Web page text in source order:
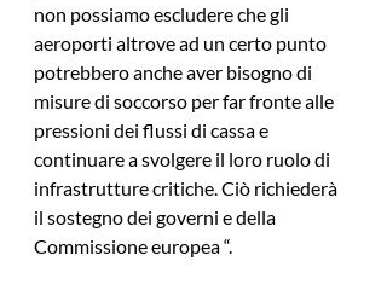
non possiamo escludere che gli
aeroporti altrove ad un certo punto
potrebbero anche aver bisogno di
misure di soccorso per far fronte alle
pressioni dei flussi di cassa e
continuare a svolgere il loro ruolo di
infrastrutture critiche. Ciò richiederà
il sostegno dei governi e della
Commissione europea “.